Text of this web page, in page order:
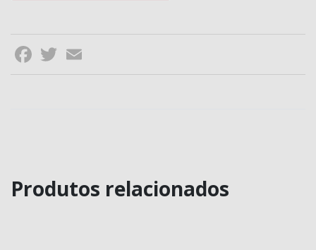
Facebook
Twitter
Produtos relacionados